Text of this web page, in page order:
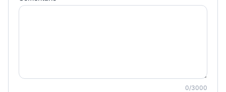
0/3000